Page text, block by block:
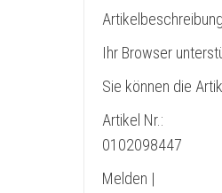
Ihr Browser
Sie können die
Artikel Nr.:
0102098447
Melden |